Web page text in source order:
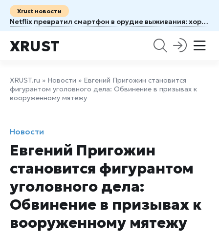
Xrust новости
Netflix превратил смартфон в орудие выживания: хоррор Unhinged заставляет бояться собственного телефона
XRUST
XRUST.ru » Новости » Евгений Пригожин становится
фигурантом уголовного дела: Обвинение в призывах к
вооруженному мятежу
Новости
Евгений Пригожин
становится фигурантом
уголовного дела:
Обвинение в призывах к
вооруженному мятежу